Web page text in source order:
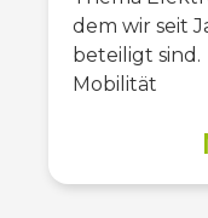
dem wir seit
beteiligt sind.
Mobilität